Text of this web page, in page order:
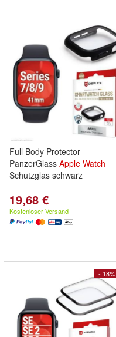
Full Body Protector
PanzerGlass Apple Watch
Schutzglas schwarz
19,68 €
Kostenloser Versand
- 18%